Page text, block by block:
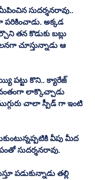
సుదర్శనరావు..
పరికించాడు. అక్కడ
తన కొడుకు బబ్లు
చూస్తున్నాడు ఆ
పట్టు కొని.. క్యారేజ్
లాక్కొచ్చాడు
చాలా స్పీడ్ గా ఇంటి
వీపు మీద
సుదర్శనరావు.
పడుకున్నాడు తల్లి